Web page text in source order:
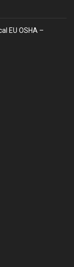
EU OSHA –